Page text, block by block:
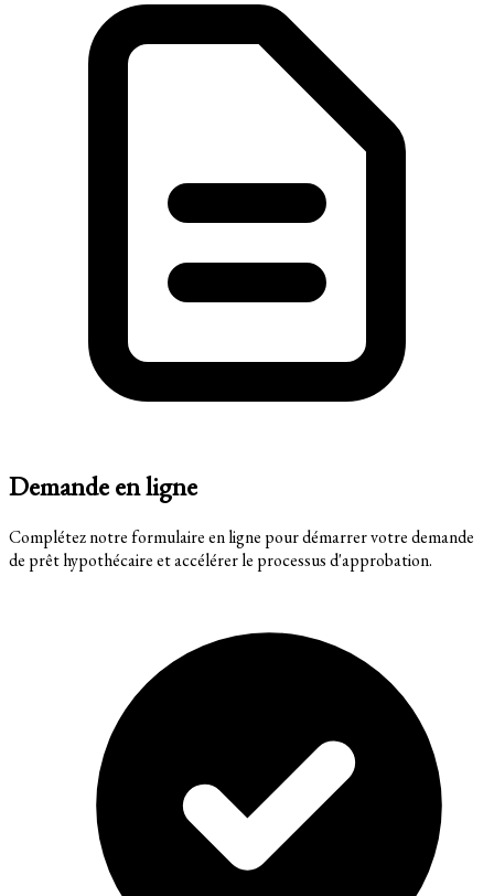
Demande en ligne
Complétez notre formulaire en ligne pour démarrer votre demande
de prêt hypothécaire et accélérer le processus d'approbation.